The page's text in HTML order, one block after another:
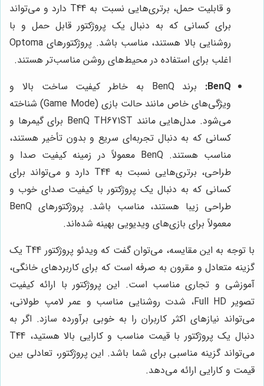
و قابلیت حمل، برتری‌هایی نسبت به T44 دارد و می‌تواند
برای کسانی که به دنبال یک پروژکتور قابل حمل و با
روشنایی بالا هستند، مناسب باشد. پروژکتورهای Optoma
اغلب برای استفاده در محیط‌های روشن مناسب‌تر هستند.
BenQ:
برند BenQ به خاطر کیفیت ساخت بالا و
ویژگی‌های خاص مانند حالت بازی (Game Mode) شناخته
می‌شود. مدل‌هایی مانند BenQ TH671ST برای گیمرها و
کسانی که به دنبال تجربه‌ای سریع و بدون تأخیر هستند،
مناسب هستند. BenQ معمولاً در زمینه کیفیت صدا و
طراحی، برتری‌هایی نسبت به T44 دارد و می‌تواند برای
کسانی که به دنبال یک پروژکتور با کیفیت صدای خوب و
طراحی زیبا هستند، مناسب باشد. پروژکتورهای BenQ
معمولاً برای بازی‌های ویدیویی بهینه شده‌اند.
با توجه به این مقایسه، می‌توان گفت که ویدئو پروژکتور T44 یک
گزینه متعادل و مقرون به صرفه است که برای کاربردهای خانگی،
آموزشی و تجاری مناسب است. این پروژکتور با ارائه کیفیت
تصویر Full HD، شدت روشنایی مناسب و عمر لامپ طولانی،
می‌تواند نیازهای اکثر کاربران را به خوبی برآورده سازد. اگر به
دنبال یک پروژکتور با قیمت مناسب و کارایی بالا هستید، T44
می‌تواند گزینه مناسبی برای شما باشد. این پروژکتور، تعادلی بین
قیمت و کارایی ارائه می‌دهد.